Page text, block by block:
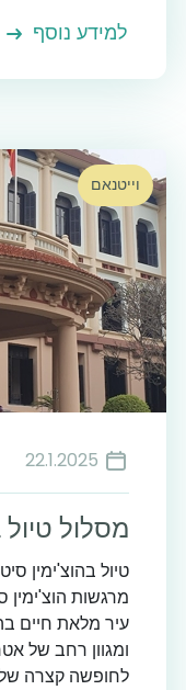
למידע נוסף
וייטנאם
22.1.2025
מסלול טיול
טיול בהוצ'ימין
מרגשות הוצ'ימין
עיר מלאת חיים
ומגוון רחב של
לחופשה קצרה